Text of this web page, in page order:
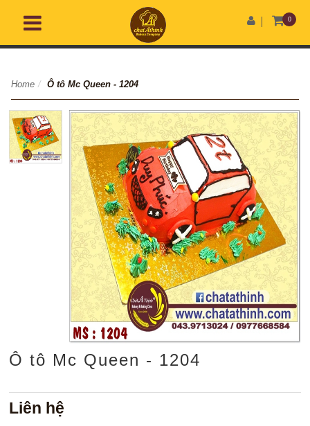
0
Home / Ô tô Mc Queen - 1204
Ô tô Mc Queen - 1204
Liên hệ